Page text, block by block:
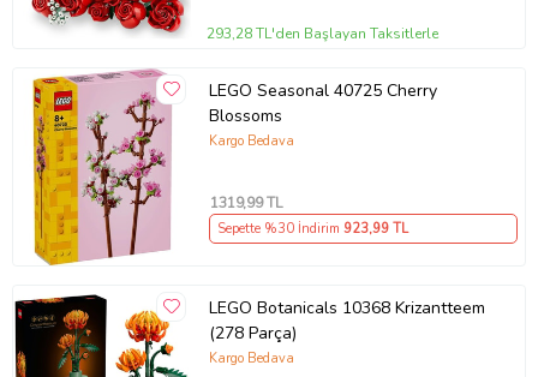
293,28 TL'den Başlayan Taksitlerle
LEGO Seasonal 40725 Cherry
Blossoms
Kargo Bedava
1319,99 TL
Sepette %30 İndirim 923,99 TL
LEGO Botanicals 10368 Krizantteem
(278 Parça)
Kargo Bedava